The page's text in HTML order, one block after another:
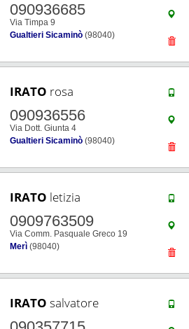
090936685
Via Timpa 9
Gualtieri Sicaminò (98040)
IRATO rosa
090936556
Via Dott. Giunta 4
Gualtieri Sicaminò (98040)
IRATO letizia
0909763509
Via Comm. Pasquale Greco 19
Merì (98040)
IRATO salvatore